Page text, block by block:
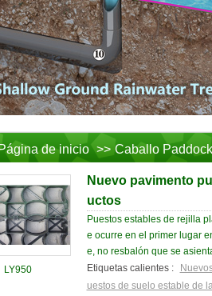
de inicio >> Caballo
LY950
Nuevo pavimento
uctos
Puestos estables de rejilla
e ocurre en el primer lugar
e, no resbalón que se
Etiquetas calientes :
uestos de suelo estable de